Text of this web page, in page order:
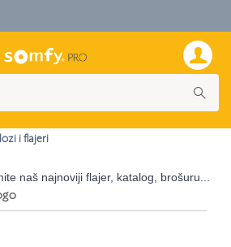
i flajeri
naš najnoviji flajer, katalog, brošuru...